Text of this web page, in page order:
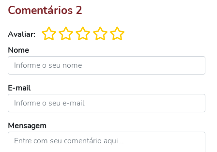
Comentários 2
Avaliar:
Nome
E-mail
Mensagem